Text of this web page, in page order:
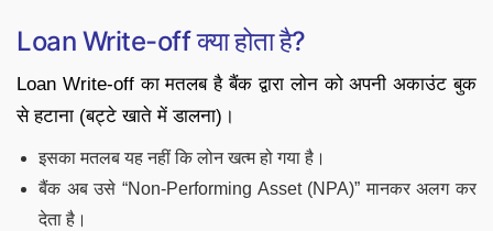
Loan Write-off क्या होता है?
Loan Write-off का मतलब है बैंक द्वारा लोन को अपनी अकाउंट बुक
से हटाना (बट्टे खाते में डालना)।
इसका मतलब यह नहीं कि लोन खत्म हो गया है।
बैंक अब उसे “Non-Performing Asset (NPA)” मानकर अलग कर
देता है।